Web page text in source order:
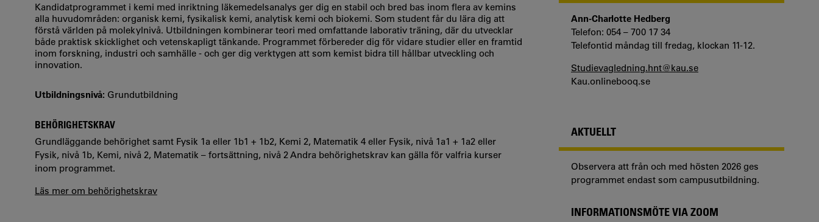
Kandidatprogrammet i kemi med inriktning läkemedelsanalys ger dig en stabil och bred bas inom flera av kemins
alla huvudområden: organisk kemi, fysikalisk kemi, analytisk kemi och biokemi. Som student får du lära dig att
förstå världen på molekylnivå. Utbildningen kombinerar teori med omfattande laborativ träning, där du utvecklar
både praktisk skicklighet och vetenskapligt tänkande. Programmet förbereder dig för vidare studier eller en framtid
inom forskning, industri och samhälle - och ger dig verktygen att som kemist bidra till hållbar utveckling och
innovation.
Utbildningsnivå: Grundutbildning
BEHÖRIGHETSKRAV
Grundläggande behörighet samt Fysik 1a eller 1b1 + 1b2, Kemi 2, Matematik 4 eller Fysik, nivå 1a1 + 1a2 eller
Fysik, nivå 1b, Kemi, nivå 2, Matematik – fort­sättning, nivå 2 Andra behörighetskrav kan gälla för valfria kurser
inom programmet.
Läs mer om behörighetskrav
Ann-Charlotte Hedberg
Telefon: 054 – 700 17 34
Telefontid måndag till fredag, klockan 11-12.
Studievagledning.hnt@kau.se
Kau.onlinebooq.se
AKTUELLT
Observera att från och med hösten 2026 ges
programmet endast som campusutbildning.
INFORMATIONSMÖTE VIA ZOOM